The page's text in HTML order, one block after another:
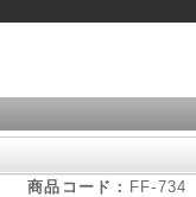
商品コード： FF-734